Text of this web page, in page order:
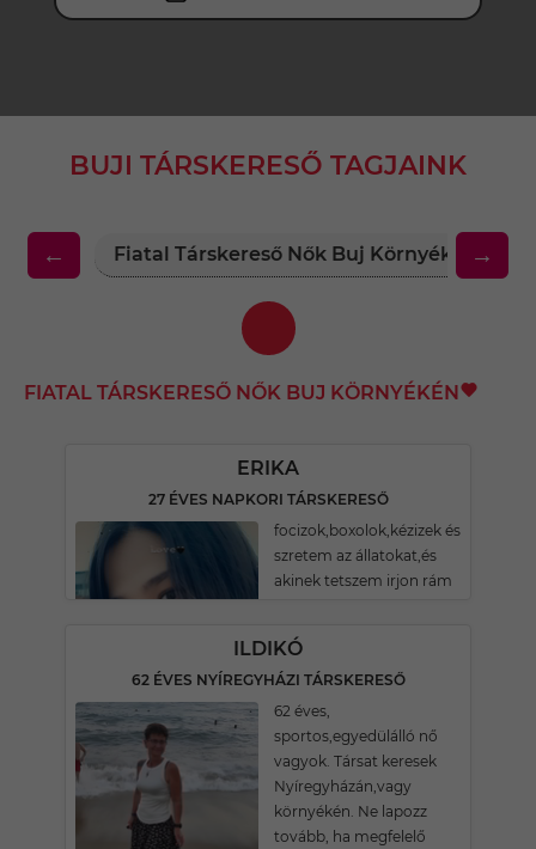
BUJI TÁRSKERESŐ TAGJAINK
← Fiatal Társkereső Nők Buj Környékén→
FIATAL TÁRSKERESŐ NŐK BUJ KÖRNYÉKÉN
ERIKA
27 ÉVES NAPKORI TÁRSKERESŐ
focizok,boxolok,kézizek és
szretem az állatokat,és
akinek tetszem irjon rám
ILDIKÓ
62 ÉVES NYÍREGYHÁZI TÁRSKERESŐ
62 éves,
sportos,egyedülálló nő
vagyok. Társat keresek
Nyíregyházán,vagy
környékén. Ne lapozz
tovább, ha megfelelő